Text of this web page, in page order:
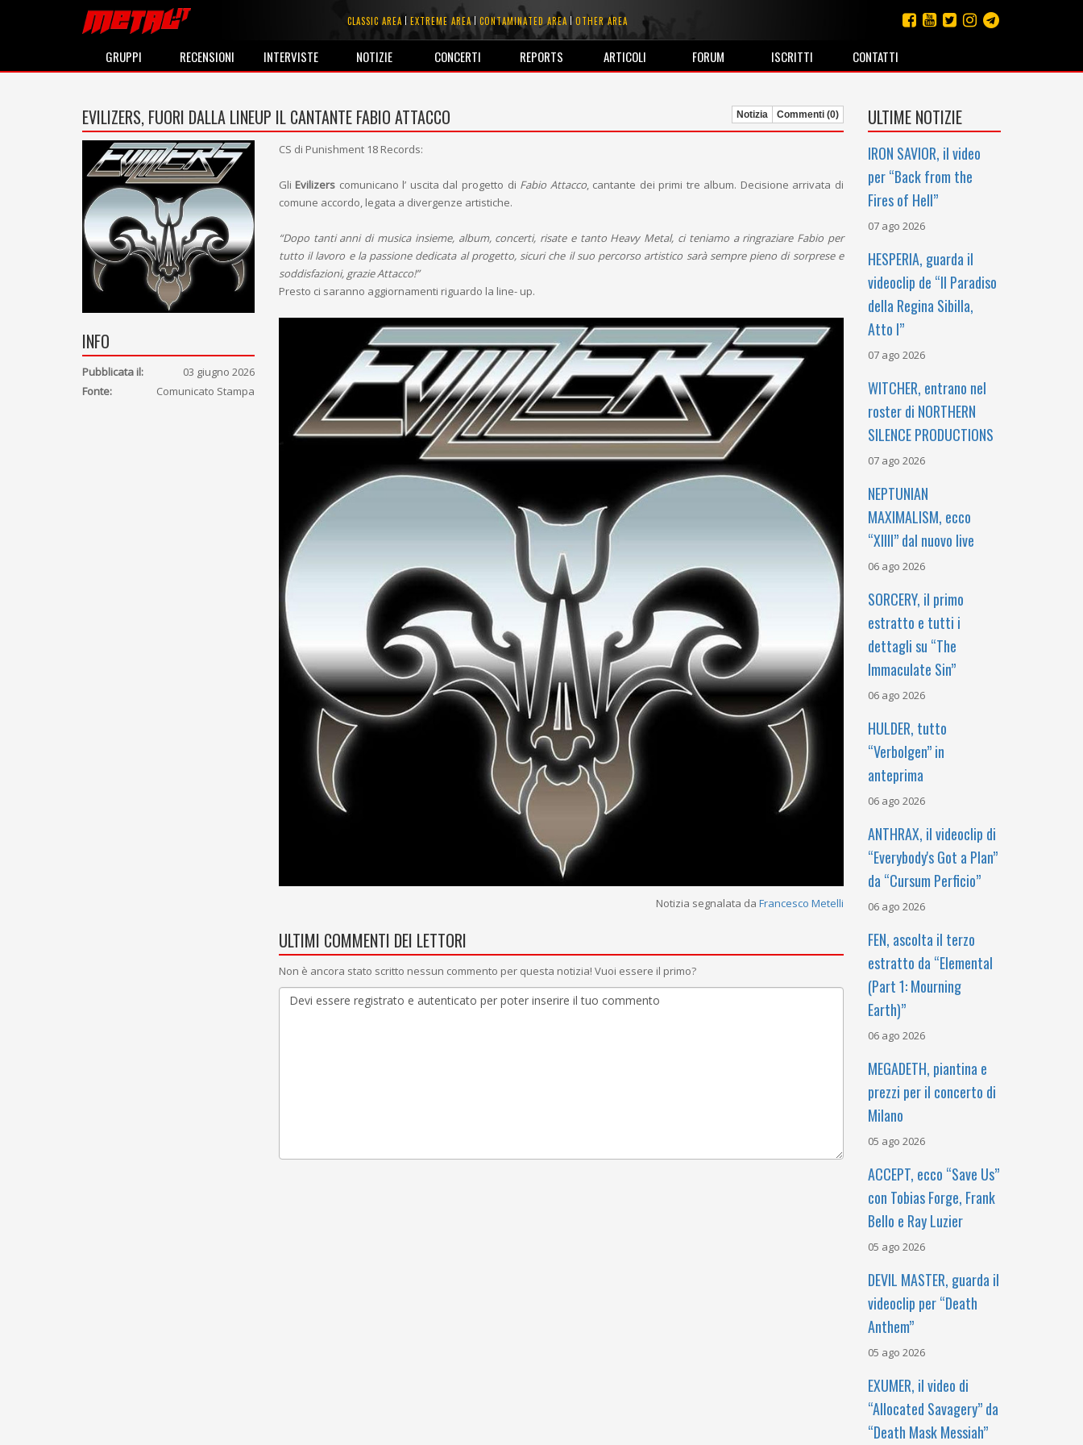
CLASSIC AREA EXTREME AREA CONTAMINATED AREA OTHER AREA
GRUPPI RECENSIONI INTERVISTE NOTIZIE CONCERTI REPORTS ARTICOLI FORUM ISCRITTI CONTATTI
EVILIZERS, FUORI DALLA LINEUP IL CANTANTE FABIO ATTACCO Notizia Commenti (0)
INFO
Pubblicata il:
03 giugno 2026
Fonte:
Comunicato Stampa
CS di Punishment 18 Records:
Gli Evilizers comunicano l’ uscita dal progetto di Fabio Attacco, cantante dei primi tre album. Decisione arrivata di
comune accordo, legata a divergenze artistiche.
“Dopo tanti anni di musica insieme, album, concerti, risate e tanto Heavy Metal, ci teniamo a ringraziare Fabio per
tutto il lavoro e la passione dedicata al progetto, sicuri che il suo percorso artistico sarà sempre pieno di sorprese e
soddisfazioni, grazie Attacco!”
Presto ci saranno aggiornamenti riguardo la line- up.
Notizia segnalata da Francesco Metelli
ULTIMI COMMENTI DEI LETTORI
Non è ancora stato scritto nessun commento per questa notizia! Vuoi essere il primo?
ULTIME NOTIZIE
IRON SAVIOR, il video
per “Back from the
Fires of Hell”
07 ago 2026
HESPERIA, guarda il
videoclip de “Il Paradiso
della Regina Sibilla,
Atto I”
07 ago 2026
WITCHER, entrano nel
roster di NORTHERN
SILENCE PRODUCTIONS
07 ago 2026
NEPTUNIAN
MAXIMALISM, ecco
“XIIII” dal nuovo live
06 ago 2026
SORCERY, il primo
estratto e tutti i
dettagli su “The
Immaculate Sin”
06 ago 2026
HULDER, tutto
“Verbolgen” in
anteprima
06 ago 2026
ANTHRAX, il videoclip di
“Everybody's Got a Plan”
da “Cursum Perficio”
06 ago 2026
FEN, ascolta il terzo
estratto da “Elemental
(Part 1: Mourning
Earth)”
06 ago 2026
MEGADETH, piantina e
prezzi per il concerto di
Milano
05 ago 2026
ACCEPT, ecco “Save Us”
con Tobias Forge, Frank
Bello e Ray Luzier
05 ago 2026
DEVIL MASTER, guarda il
videoclip per “Death
Anthem”
05 ago 2026
EXUMER, il video di
“Allocated Savagery” da
“Death Mask Messiah”